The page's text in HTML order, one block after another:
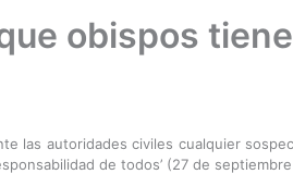
obispos
las autoridades civiles cualquier
de todos’ (27 de